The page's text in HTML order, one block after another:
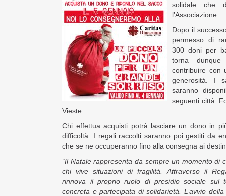
solidale che
l’Associazione.
Dopo il
permesso di
300 doni per
torna
contribuire con
generosità. I
saranno
seguenti città:
Vieste.
Chi effettua acquisti potrà lasciare un dono in
difficoltà. I regali raccolti saranno poi gestiti da
che se ne occuperanno fino alla consegna ai
“Il Natale rappresenta da sempre un momento di
chi vive situazioni di fragilità. Attraverso il
rinnova il proprio ruolo di presidio sociale sul
concreta e partecipata di solidarietà. L’avvio